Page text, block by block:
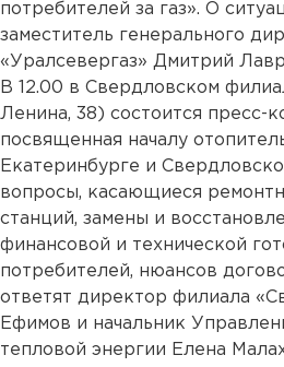
потребителей за газ». О
заместитель генерального
«Уралсевергаз» Дмитрий
В 12.00 в Свердловском
Ленина, 38) состоится пресс-
посвященная началу
Екатеринбурге и
вопросы, касающиеся
станций, замены и
финансовой и технической
потребителей, нюансов
ответят директор филиала
Ефимов и начальник
тепловой энергии Елена